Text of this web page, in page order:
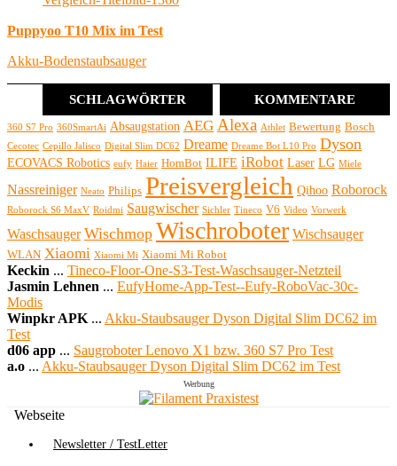
Puppyoo T10 Mix im Test
Akku-Bodenstaubsauger
SCHLAGWÖRTER KOMMENTARE
360 S7 Pro 360SmartAi Absaugstation AEG Alexa Athlet Bewertung Bosch
Cecotec Cepillo Jalisco Digital Slim DC62 Dreame Dreame Bot L10 Pro Dyson
ECOVACS Robotics eufy Haier HomBot ILIFE iRobot Laser LG Miele
Nassreiniger Neato Philips Preisvergleich Qihoo Roborock
Roborock S6 MaxV Roidmi Saugwischer Sichler Tineco V6 Video Vorwerk
Waschsauger Wischmop Wischroboter Wischsauger
WLAN Xiaomi Xiaomi Mi Xiaomi Mi Robot
Keckin ... Tineco-Floor-One-S3-Test-Waschsauger-Netzteil
Jasmin Lehnen ... EufyHome-App-Test--Eufy-RoboVac-30c-
Modis
Winpkr APK ... Akku-Staubsauger Dyson Digital Slim DC62 im
Test
d06 app ... Saugroboter Lenovo X1 bzw. 360 S7 Pro Test
a.o ... Akku-Staubsauger Dyson Digital Slim DC62 im Test
Werbung
Webseite
Newsletter / TestLetter